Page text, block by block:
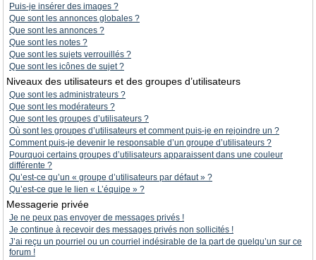
Puis-je insérer des images ?
Que sont les annonces globales ?
Que sont les annonces ?
Que sont les notes ?
Que sont les sujets verrouillés ?
Que sont les icônes de sujet ?
Niveaux des utilisateurs et des groupes d’utilisateurs
Que sont les administrateurs ?
Que sont les modérateurs ?
Que sont les groupes d’utilisateurs ?
Où sont les groupes d’utilisateurs et comment puis-je en rejoindre un ?
Comment puis-je devenir le responsable d’un groupe d’utilisateurs ?
Pourquoi certains groupes d’utilisateurs apparaissent dans une couleur
différente ?
Qu’est-ce qu’un « groupe d’utilisateurs par défaut » ?
Qu’est-ce que le lien « L’équipe » ?
Messagerie privée
Je ne peux pas envoyer de messages privés !
Je continue à recevoir des messages privés non sollicités !
J’ai reçu un pourriel ou un courriel indésirable de la part de quelqu’un sur ce
forum !